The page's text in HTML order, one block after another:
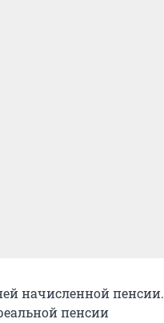
начисленной пенсии.
пенсии